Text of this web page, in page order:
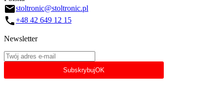
emailstoltronic@stoltronic.pl
call+48 42 649 12 15
Newsletter
SubskrybujOK